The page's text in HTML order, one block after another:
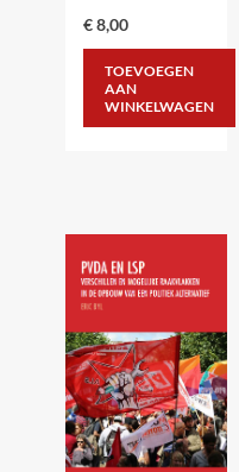
€8,00
TOEVOEGEN
AAN
WINKELWAGEN